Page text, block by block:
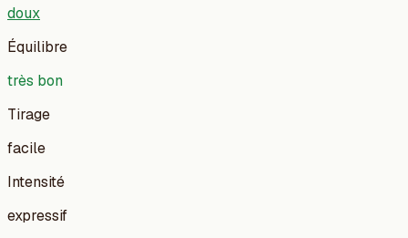
doux
Équilibre
très bon
Tirage
facile
Intensité
expressif